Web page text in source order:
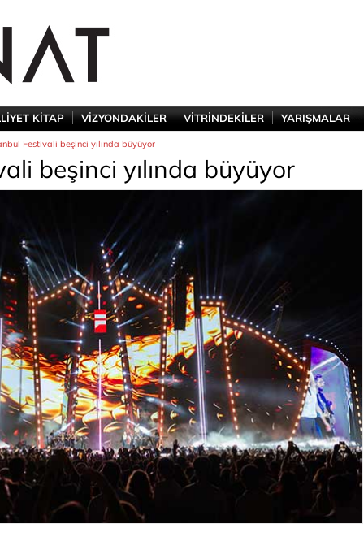
KİTAP VİZYONDAKİLER VİTRİNDEKİLER YARIŞMALAR
Festivali beşinci yılında büyüyor
beşinci yılında büyüyor